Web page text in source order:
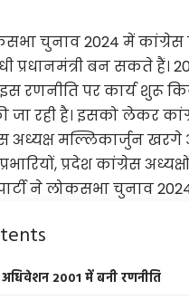
चुनाव 2024 में कांग्रेस
प्रधानमंत्री बन सकते
रणनीति पर कार्य शुरू
जा रही है। इसको लेकर
अध्यक्ष मल्लिकार्जुन
प्रदेश कांग्रेस
ने लोकसभा चुनाव
2001 में बनी रणनीति